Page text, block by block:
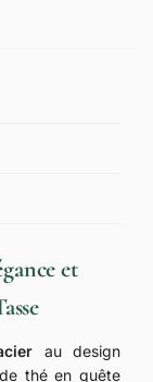
et
au design
thé en quête